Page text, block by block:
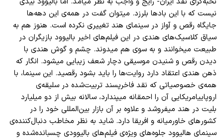
نیست که با این بادها بلرزد. میتوان گفت در همهی این دههها
جایگاه رقص و آواز در سینمای هند تغییری نکرده است. هنوز هم به
سیاق کلاسیکهای هندی در این فیلمهای اخیر بالیوود بازیگران در
طبیعت میخوانند و به سوی هم میدوند. چشم و گوش هندی با
دیدن رقص و شنیدن موسیقی دچار شعف زیبایی میشود. انگار که
ذهن هندی اعتقاد دارد روایتها را باید بشود رقصید. این سینما، با
همهی خصوصیاتی که نقد فاخرپسند تربیتشده در سلیقهی
اروپاییامریکایی آن را احمقانه میپندارد، سالانه بیش از دو میلیارد
بلیت در هند میفروشد و علاوه بر آن بازار بینالمللی خود را در
کشورهای خاورمیانه و افریقا دارد. شاید به نظر مخاطب دنبالکنندهی
سینمای هالیوود جلوههای ویژهی فیلمهای بالیوودی چسباندهشده و